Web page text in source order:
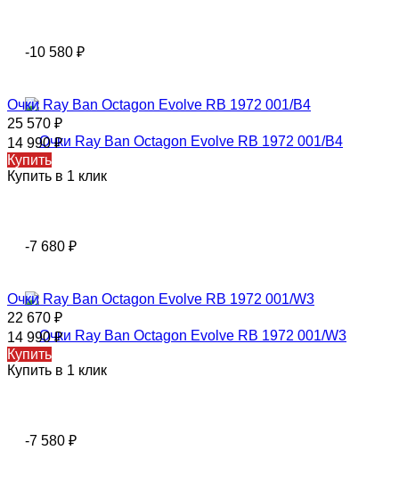
-10 580 ₽
Очки Ray Ban Octagon Evolve RB 1972 001/B4
25 570 ₽
14 990₽
Купить
Купить в 1 клик
-7 680 ₽
Очки Ray Ban Octagon Evolve RB 1972 001/W3
22 670 ₽
14 990₽
Купить
Купить в 1 клик
-7 580 ₽